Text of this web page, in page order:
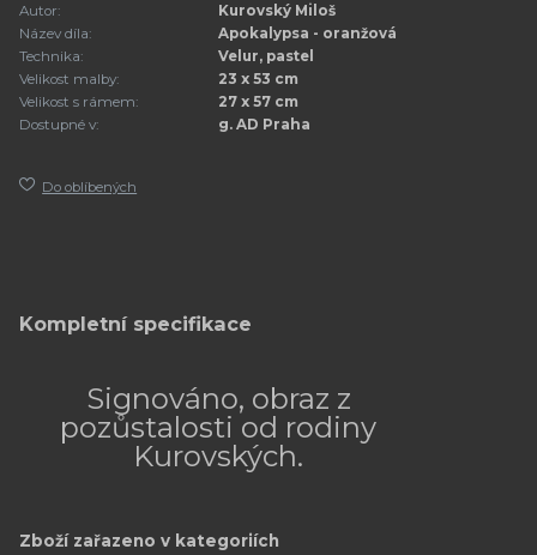
Autor:
Kurovský Miloš
Název díla:
Apokalypsa - oranžová
Technika:
Velur, pastel
Velikost malby:
23 x 53 cm
Velikost s rámem:
27 x 57 cm
Dostupné v:
g. AD Praha
Do oblíbených
Kompletní specifikace
Signováno, obraz z
pozůstalosti od rodiny
Kurovských.
Zboží zařazeno v kategoriích